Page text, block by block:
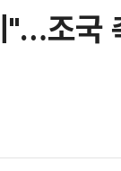
"…조국